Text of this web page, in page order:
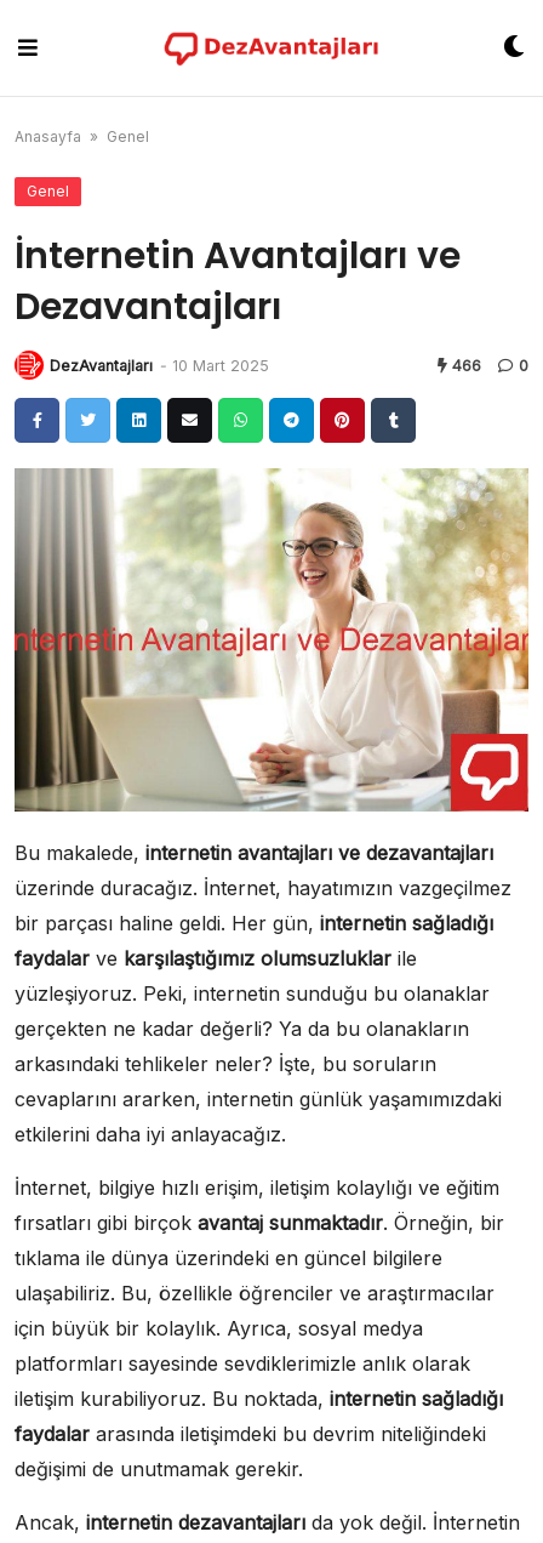
content
Anasayfa » Genel
Genel
İnternetin Avantajları ve
Dezavantajları
DezAvantajları - 10 Mart 2025 466 0
Bu makalede, internetin avantajları ve dezavantajları
üzerinde duracağız. İnternet, hayatımızın vazgeçilmez
bir parçası haline geldi. Her gün, internetin sağladığı
faydalar ve karşılaştığımız olumsuzluklar ile
yüzleşiyoruz. Peki, internetin sunduğu bu olanaklar
gerçekten ne kadar değerli? Ya da bu olanakların
arkasındaki tehlikeler neler? İşte, bu soruların
cevaplarını ararken, internetin günlük yaşamımızdaki
etkilerini daha iyi anlayacağız.
İnternet, bilgiye hızlı erişim, iletişim kolaylığı ve eğitim
fırsatları gibi birçok avantaj sunmaktadır. Örneğin, bir
tıklama ile dünya üzerindeki en güncel bilgilere
ulaşabiliriz. Bu, özellikle öğrenciler ve araştırmacılar
için büyük bir kolaylık. Ayrıca, sosyal medya
platformları sayesinde sevdiklerimizle anlık olarak
iletişim kurabiliyoruz. Bu noktada, internetin sağladığı
faydalar arasında iletişimdeki bu devrim niteliğindeki
değişimi de unutmamak gerekir.
Ancak, internetin dezavantajları da yok değil. İnternetin